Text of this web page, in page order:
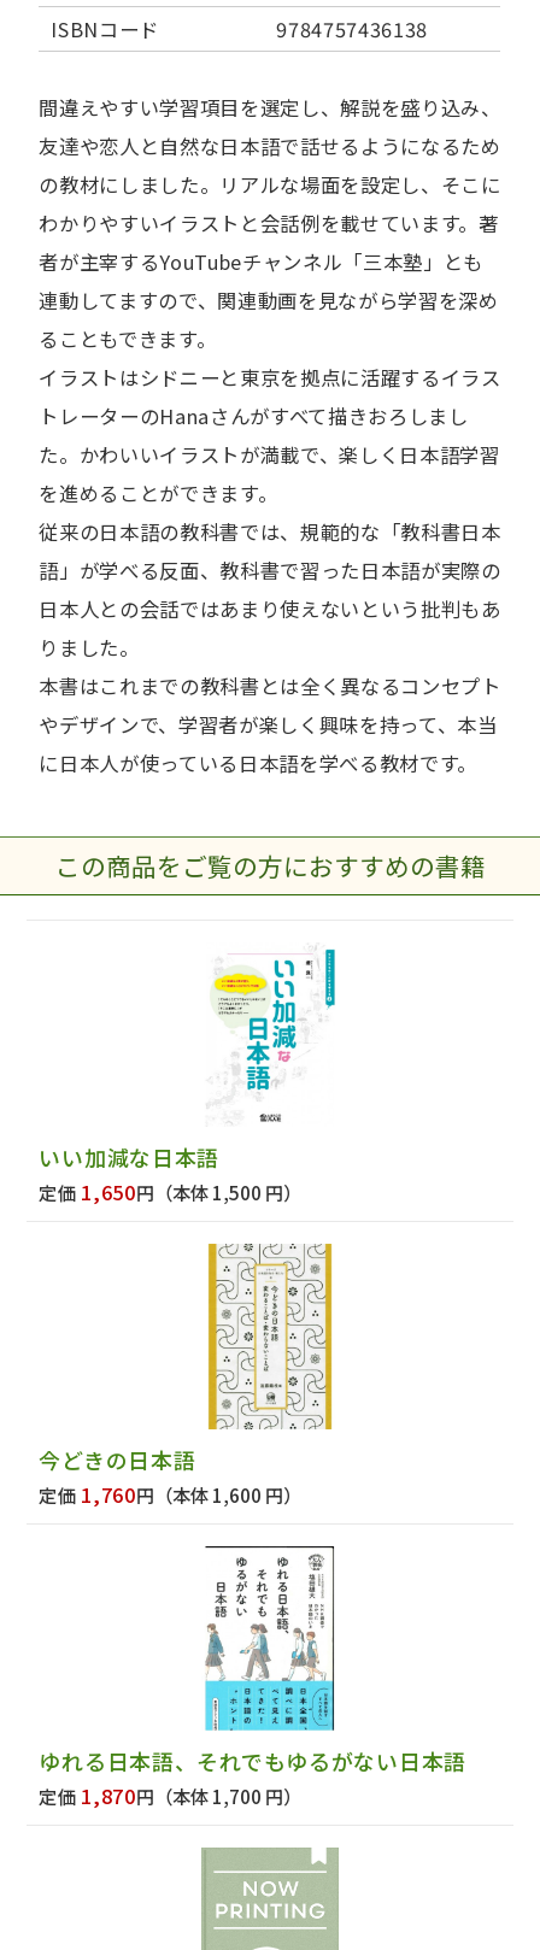
ISBNコード
9784757436138
間違えやすい学習項目を選定し、解説を盛り込み、
友達や恋人と自然な日本語で話せるようになるため
の教材にしました。リアルな場面を設定し、そこに
わかりやすいイラストと会話例を載せています。著
者が主宰するYouTubeチャンネル「三本塾」とも
連動してますので、関連動画を見ながら学習を深め
ることもできます。
イラストはシドニーと東京を拠点に活躍するイラス
トレーターのHanaさんがすべて描きおろしまし
た。かわいいイラストが満載で、楽しく日本語学習
を進めることができます。
従来の日本語の教科書では、規範的な「教科書日本
語」が学べる反面、教科書で習った日本語が実際の
日本人との会話ではあまり使えないという批判もあ
りました。
本書はこれまでの教科書とは全く異なるコンセプト
やデザインで、学習者が楽しく興味を持って、本当
に日本人が使っている日本語を学べる教材です。
この商品をご覧の方におすすめの書籍
いい加減な日本語
定価 1,650円 （本体 1,500 円）
今どきの日本語
定価 1,760円 （本体 1,600 円）
ゆれる日本語、それでもゆるがない日本語
定価 1,870円 （本体 1,700 円）